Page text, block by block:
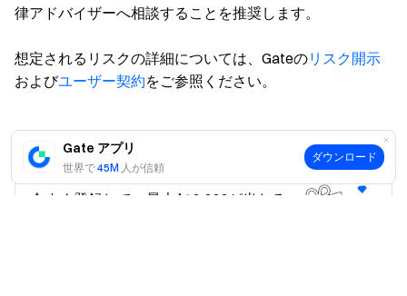
Gate アプリ
世界で45M 人が信頼
ダウンロード
律アドバイザーへ相談することを推奨します。
想定されるリスクの詳細については、Gateのリスク開示
およびユーザー契約をご参照ください。
今すぐ登録して、最大$10,000が当たる